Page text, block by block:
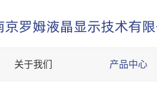
关于我们 产品中心